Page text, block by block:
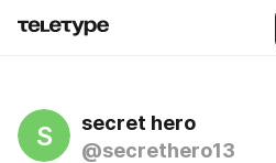
S
secret hero
@secrethero13